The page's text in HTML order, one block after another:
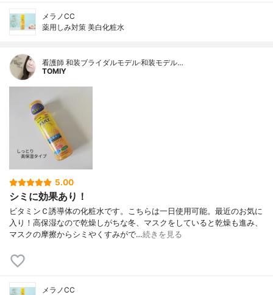
メラノCC
薬用しみ対策 美白化粧水
看護師 和装ブライダルモデル·和装モデル…
TOMIY
5.00
シミに効果あり！
ビタミンＣ誘導体の化粧水です。こちらは一日使用可能。最近のお気に
入り！高保湿なので乾燥しがちな冬、マスクをしていると乾燥も進み、
マスクの摩擦からシミやくすみがで…続きを見る
メラノCC